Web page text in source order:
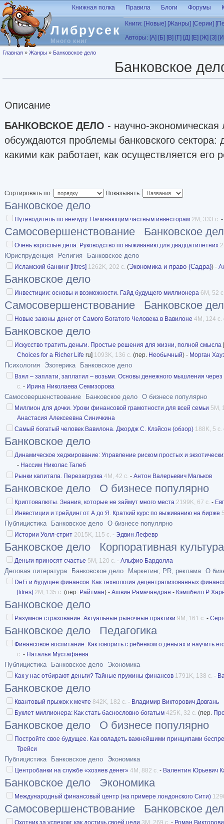
Перейти к основному содержанию
Либрусек
Много книг
Книжная полка Правила Блоги Форумы
Книги: [Новые] [Жанры] [Серии]
Авторы: [А] [Б] [В] [Г] [Д] [Е] [Ж] [З]
Вы здесь
Главная » Жанры » Банковское дело
Банковское
Описание
БАНКОВСКОЕ ДЕЛО - научно-экономическая
обсуждаются проблемы банковского сектора:
какими как работает, как осуществляется его
Сортировать по: Показывать:
Банковское дело
Путеводитель по венчуру. Начинающим частным инвесторам 2M, 333 с. -
Самосовершенствование Банковское
Очень взрослые дела. Руководство по выживанию для двадцатилетних
Юриспруденция Религия Банковское дело
Исламский банкинг [litres] 1262K, 202 с. (Экономика и право (Садра)) -
Банковское дело
Инвестиции: основы и возможности. Гайд будущего миллионера 6M, 52
Самосовершенствование Банковское
Новые законы денег от Самого Богатого Человека в Вавилоне 4M, 124 с.
Банковское дело
Искусство тратить деньги. Простые решения для жизни, полной смысла [
Choices for a Richer Life ru] 1093K, 136 с. (пер. Необычный) - Морган
Психология Эзотерика Банковское дело
Взял – заплати, заплатил – возьми. Основы денежного мышления через
с. - Ирина Николаева Семизорова
Самосовершенствование Банковское дело О бизнесе популярно
Миллион для дочки. Уроки финансовой грамотности для всей семьи 5M,
Анастасия Алексеевна Синичкина
Самый богатый человек Вавилона. Джордж С. Клэйсон (обзор) 188K, 5 с.
Банковское дело
Динамическое хеджирование: Управление риском простых и
- Нассим Николас Талеб
Рынки капитала. Перезагрузка 4M, 42 с. - Антон Валерьевич Мальков
Банковское дело О бизнесе популярно
Криптовалюты. Знания, которые не займут много места 2199K, 67 с. -
Инвестиции и трейдинг от А до Я. Краткий курс по выживанию на бирже
Публицистика Банковское дело О бизнесе популярно
Истории Уолл-стрит 2015K, 115 с. - Эдвин Лефевр
Банковское дело Корпоративная культура
Деньги приносят счастье 5M, 120 с. - Альфио Бардолла
Деловая литература Банковское дело Маркетинг, PR, реклама О
DeFi и будущее финансов. Как технология децентрализованных
[litres] 2M, 135 с. (пер. Райтман) - Ашвин Рамачандран - Кэмпбелл Р
Банковское дело
Разумное страхование. Актуальные рыночные практики 9M, 161 с. -
Банковское дело Педагогика
Финансовое воспитание. Как говорить с ребенком о деньгах и научить
с. - Наталья Мустафаева
Публицистика Банковское дело Экономика
Как у нас отбирают деньги? Тайные пружины финансов 1791K, 138 с. -
Банковское дело
Квантовый прыжок к мечте 842K, 182 с. - Владимир Викторович Довгань
Буклет миллионера: Как стать баснословно богатым 425K, 32 с. (пер.
Банковское дело О бизнесе популярно
Постройте свое будущее. Как овладеть важнейшими принципами
Трейси
Публицистика Банковское дело Экономика
Центробанки на службе «хозяев денег» 4M, 882 с. - Валентин Юрьевич
Банковское дело Экономика
Международный финансовый центр (на примере лондонского Сити)
Самосовершенствование Банковское
Охотник за успехом: как достичь своей цели 3M, 269 с. - Роман